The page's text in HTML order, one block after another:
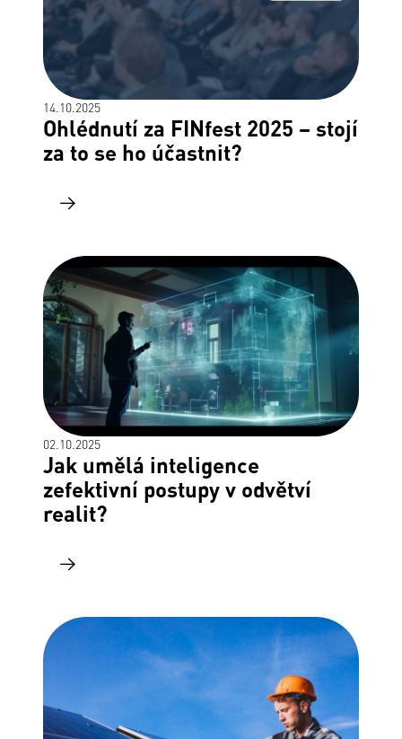
14.10.2025
Ohlédnutí za FINfest 2025 – stojí
za to se ho účastnit?
02.10.2025
Jak umělá inteligence
zefektivní postupy v odvětví
realit?